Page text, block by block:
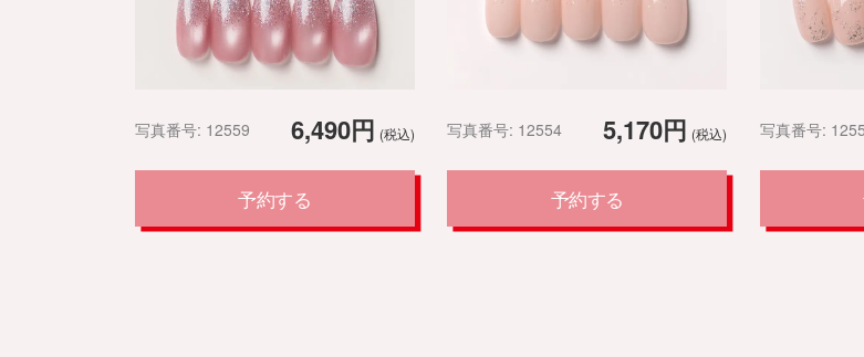
6,490円 (税込)
写真番号: 12559
予約する
5,170円 (税込)
写真番号: 12554
予約する
写真番号: